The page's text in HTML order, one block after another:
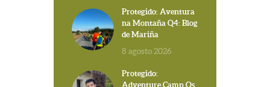
Protegido: Aventura
na Montaña Q4: Blog
de Mariña
8 agosto 2026
Protegido:
Adventure Camp Os